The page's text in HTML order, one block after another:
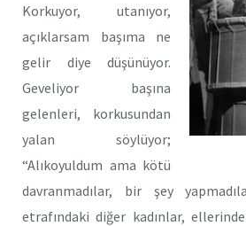
Korkuyor, utanıyor,
açıklarsam başıma ne
gelir diye düşünüyor.
Geveliyor başına
gelenleri, korkusundan
yalan söylüyor;
“Alıkoyuldum ama kötü
davranmadılar, bir şey
etrafındaki diğer kadınlar,